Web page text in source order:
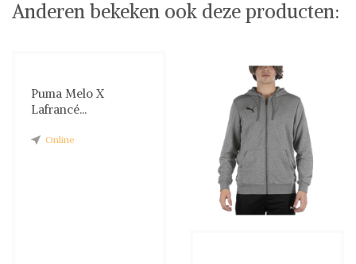
Anderen bekeken ook deze producten:
Puma Melo X
Lafrancé...
Online